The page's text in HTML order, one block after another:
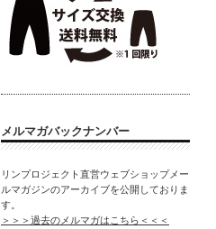
メルマガバックナンバー
リンプロジェクト直営ウェブショップメー
ルマガジンのアーカイブを公開しておりま
す。
＞＞＞過去のメルマガはこちら＜＜＜